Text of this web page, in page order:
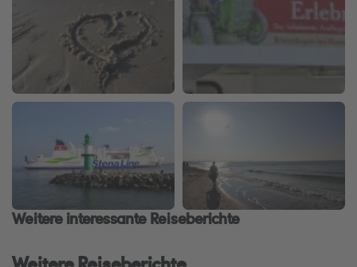
Weitere interessante Reiseberichte